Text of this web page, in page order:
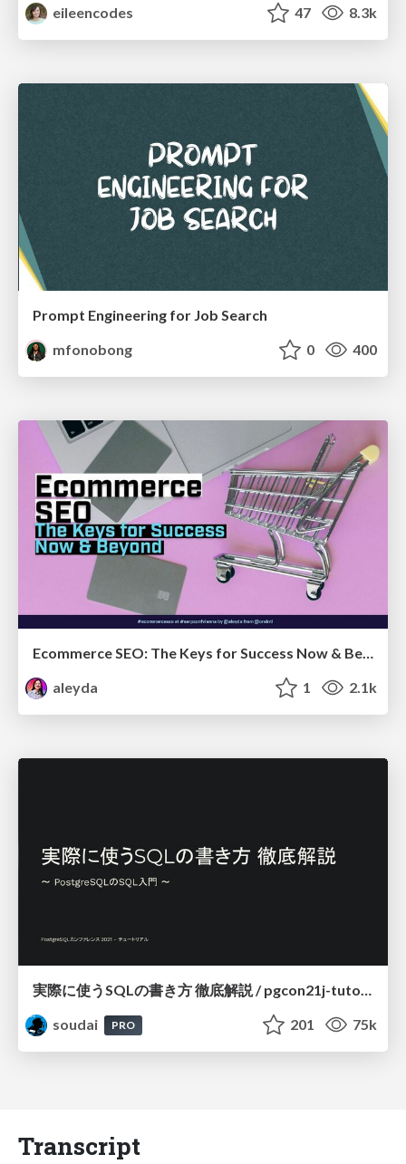
eileencodes
47 8.3k
Prompt Engineering for Job Search
mfonobong
0 400
Ecommerce SEO: The Keys for Success Now & Beyond - #SERPConf2024
aleyda
1 2.1k
実際に使うSQLの書き方 徹底解説 / pgcon21j-tutorial
soudai
PRO 201 75k
Transcript